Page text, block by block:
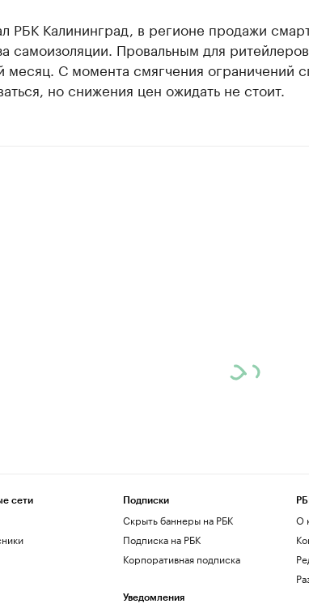
РБК Калининград, в регионе продажи
самоизоляции. Провальным для ритейлеров
месяц. С момента смягчения ограничений
но снижения цен ожидать не стоит.
сети Подписки
Скрыть баннеры на РБК
Подписка на РБК
Корпоративная подписка
Уведомления
О